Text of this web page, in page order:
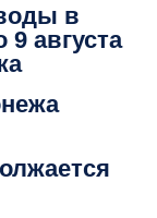
в
9 августа